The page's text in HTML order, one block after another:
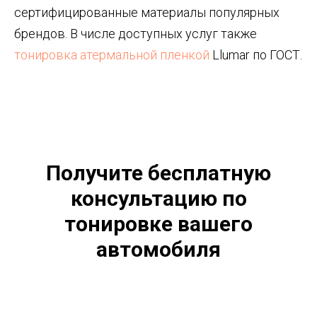
сертифицированные материалы популярных
брендов. В числе доступных услуг также
тонировка атермальной пленкой Llumar по ГОСТ.
Получите бесплатную
консультацию по
тонировке вашего
автомобиля